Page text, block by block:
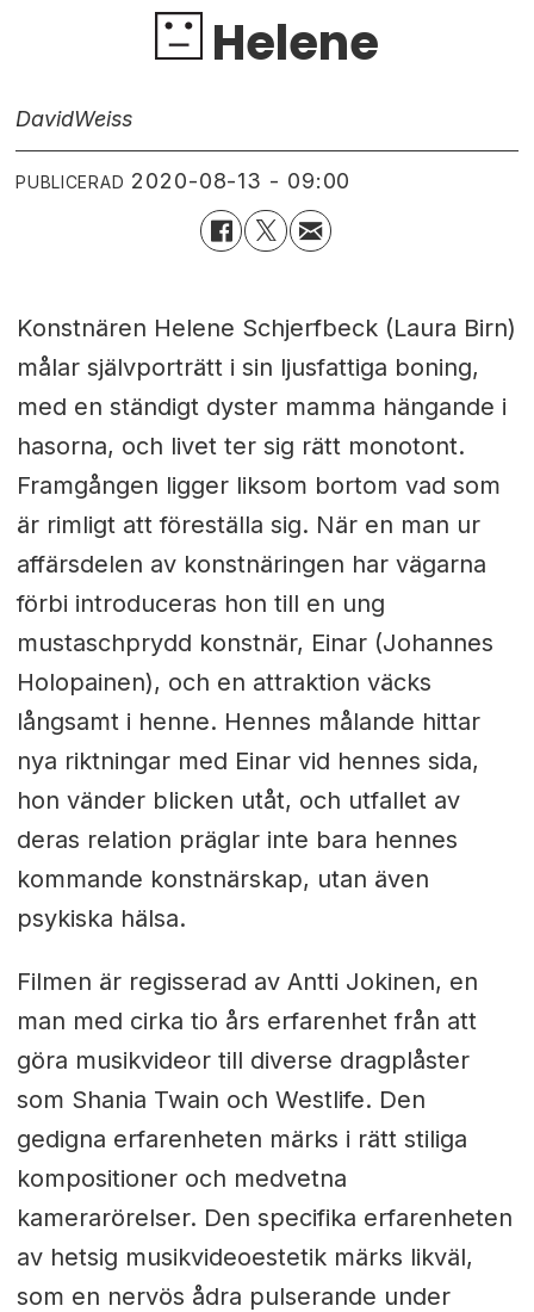
Helene
DavidWeiss
PUBLICERAD 2020-08-13 - 09:00
Konstnären Helene Schjerfbeck (Laura Birn)
målar självporträtt i sin ljusfattiga boning,
med en ständigt dyster mamma hängande i
hasorna, och livet ter sig rätt monotont.
Framgången ligger liksom bortom vad som
är rimligt att föreställa sig. När en man ur
affärsdelen av konstnäringen har vägarna
förbi introduceras hon till en ung
mustaschprydd konstnär, Einar (Johannes
Holopainen), och en attraktion väcks
långsamt i henne. Hennes målande hittar
nya riktningar med Einar vid hennes sida,
hon vänder blicken utåt, och utfallet av
deras relation präglar inte bara hennes
kommande konstnärskap, utan även
psykiska hälsa.
Filmen är regisserad av Antti Jokinen, en
man med cirka tio års erfarenhet från att
göra musikvideor till diverse dragplåster
som Shania Twain och Westlife. Den
gedigna erfarenheten märks i rätt stiliga
kompositioner och medvetna
kamerarörelser. Den specifika erfarenheten
av hetsig musikvideoestetik märks likväl,
som en nervös ådra pulserande under